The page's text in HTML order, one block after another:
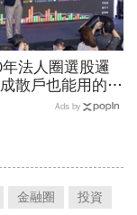
法人圈選股邏
散戶也能用的三
任政府基金操盤手
Ads by
金融圈
投資